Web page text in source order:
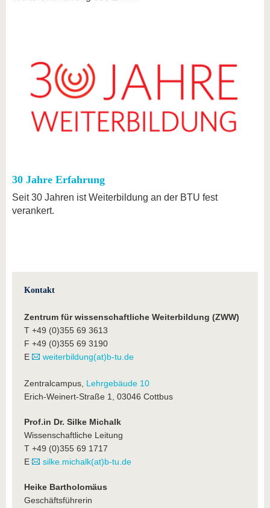
30 Jahre Erfahrung
Seit 30 Jahren ist Weiterbildung an der BTU fest
verankert.
Kontakt
Zentrum für wissenschaftliche Weiterbildung (ZWW)
T +49 (0)355 69 3613
F +49 (0)355 69 3190
E
weiterbildung(at)b-tu.de
Zentralcampus, Lehrgebäude 10
Erich-Weinert-Straße 1, 03046 Cottbus
Prof.in Dr. Silke Michalk
Wissenschaftliche Leitung
T +49 (0)355 69 1717
E
silke.michalk(at)b-tu.de
Heike Bartholomäus
Geschäftsführerin